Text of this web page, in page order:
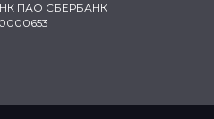
ПАО СБЕРБАНК